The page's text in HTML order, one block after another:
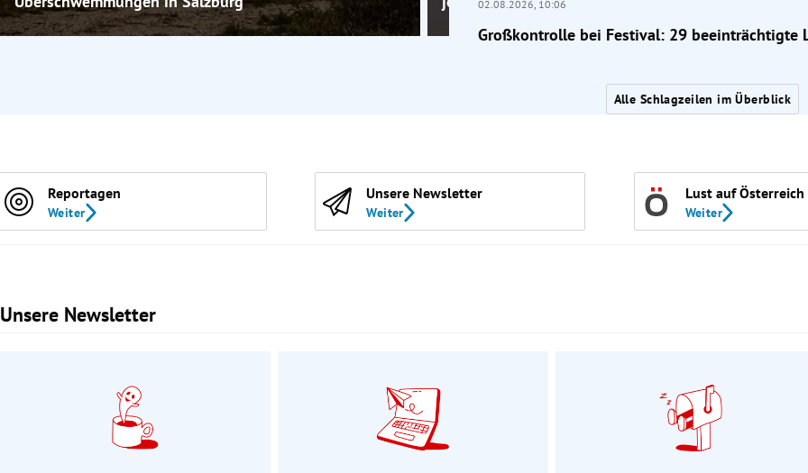
02.08.2026, 10:06
Großkontrolle bei Festival: 29 beeinträchtigte
Alle Schlagzeilen im Überblick
Reportagen
Weiter
Unsere Newsletter
Weiter
Lust auf Österreich
Weiter
Unsere Newsletter
Slide 1 von 3